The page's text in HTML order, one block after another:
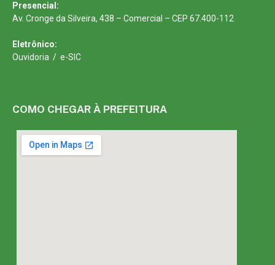
Presencial:
Av. Cronge da Silveira, 438 – Comercial – CEP 67.400-112
Eletrônico:
Ouvidoria / e-SIC
COMO CHEGAR À PREFEITURA